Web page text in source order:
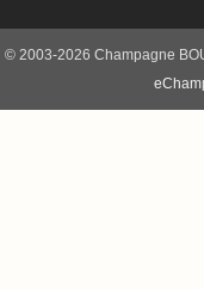
© 2003-2026 Champagne